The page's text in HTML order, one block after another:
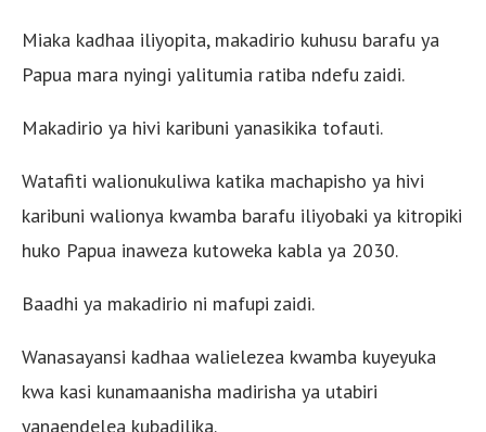
Miaka kadhaa iliyopita, makadirio kuhusu barafu ya
Papua mara nyingi yalitumia ratiba ndefu zaidi.
Makadirio ya hivi karibuni yanasikika tofauti.
Watafiti walionukuliwa katika machapisho ya hivi
karibuni walionya kwamba barafu iliyobaki ya kitropiki
huko Papua inaweza kutoweka kabla ya 2030.
Baadhi ya makadirio ni mafupi zaidi.
Wanasayansi kadhaa walielezea kwamba kuyeyuka
kwa kasi kunamaanisha madirisha ya utabiri
yanaendelea kubadilika.